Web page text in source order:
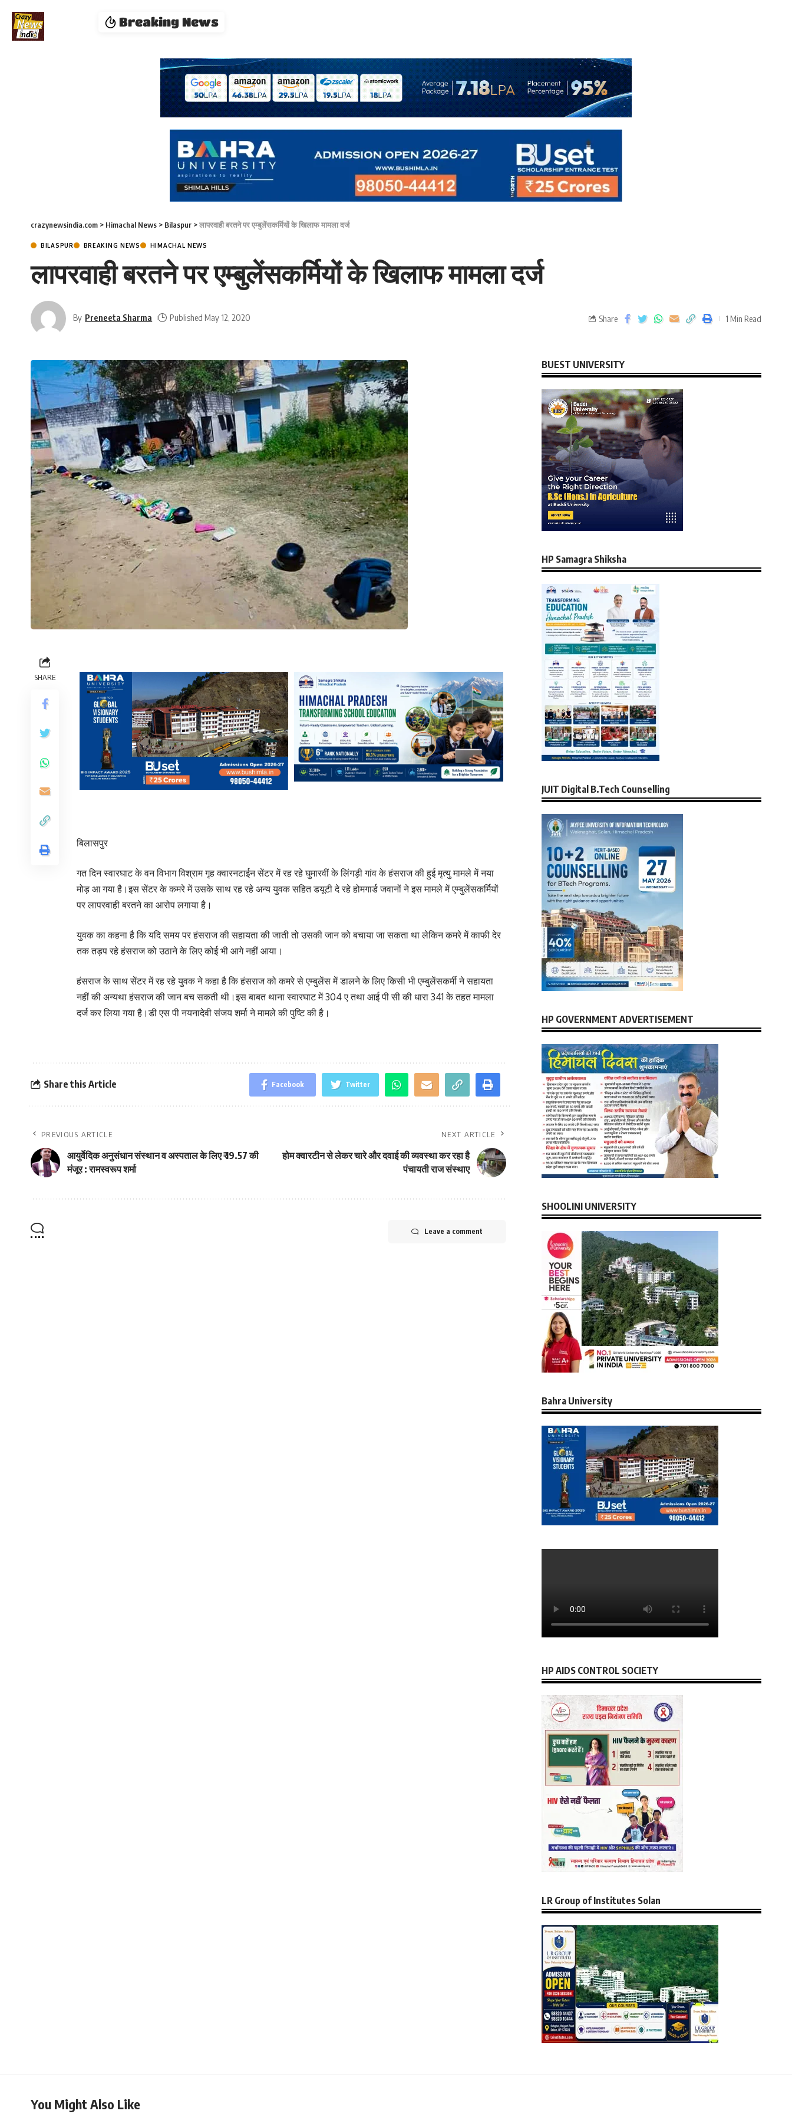
Breaking News
crazynewsindia.com > Himachal News > Bilaspur >लापरवाही बरतने पर एम्बुलेंसकर्मियों के खिलाफ मामला दर्ज
BILASPUR BREAKING NEWS HIMACHAL NEWS
लापरवाही बरतने पर एम्बुलेंसकर्मियों के खिलाफ मामला दर्ज
By Preneeta Sharma Published May 12, 2020 Share 1 Min Read
SHARE
बिलासपुर
गत दिन स्वारघाट के वन विभाग विश्राम गृह क्वारनटाईन सेंटर में रह रहे घुमारवीं के लिंगड़ी गांव के हंसराज की हुई मृत्यु मामले में नया
मोड़ आ गया है।इस सेंटर के कमरे में उसके साथ रह रहे अन्य युवक सहित डयूटी दे रहे होमगार्ड जवानों ने इस मामले में एम्बुलेंसकर्मियों
पर लापरवाही बरतने का आरोप लगाया है।
युवक का कहना है कि यदि समय पर हंसराज की सहायता की जाती तो उसकी जान को बचाया जा सकता था लेकिन कमरे में काफी देर
तक तड़प रहे हंसराज को उठाने के लिए कोई भी आगे नहीं आया।
हंसराज के साथ सेंटर में रह रहे युवक ने कहा है कि हंसराज को कमरे से एम्बुलेंस में डालने के लिए किसी भी एम्बुलेंसकर्मी ने सहायता
नहीं की अन्यथा हंसराज की जान बच सकती थी।इस बाबत थाना स्वारघाट में 304 ए तथा आई पी सी की धारा 341 के तहत मामला
दर्ज कर लिया गया है।डी एस पी नयनादेवी संजय शर्मा ने मामले की पुष्टि की है।
Share this Article Facebook Twitter
PREVIOUS ARTICLE
आयुर्वेदिक अनुसंधान संस्थान व अस्पताल के लिए ₹ 19.57 की
मंजूर : रामस्वरूप शर्मा
NEXT ARTICLE
होम क्वारटीन से लेकर चारे और दवाई की व्यवस्था कर रहा है
पंचायती राज संस्थाए
Leave a comment
BUEST UNIVERSITY
HP Samagra Shiksha
JUIT Digital B.Tech Counselling
HP GOVERNMENT ADVERTISEMENT
SHOOLINI UNIVERSITY
Bahra University
HP AIDS CONTROL SOCIETY
LR Group of Institutes Solan
You Might Also Like